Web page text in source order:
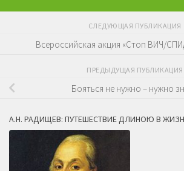
СЛЕДУЮЩАЯ ПУБЛИКАЦИЯ
Всероссийская акция «Стоп ВИЧ/
ПРЕДЫДУЩАЯ ПУБЛИКАЦИЯ
Бояться не нужно – нужно
А.Н. РАДИЩЕВ: ПУТЕШЕСТВИЕ ДЛИНОЮ В